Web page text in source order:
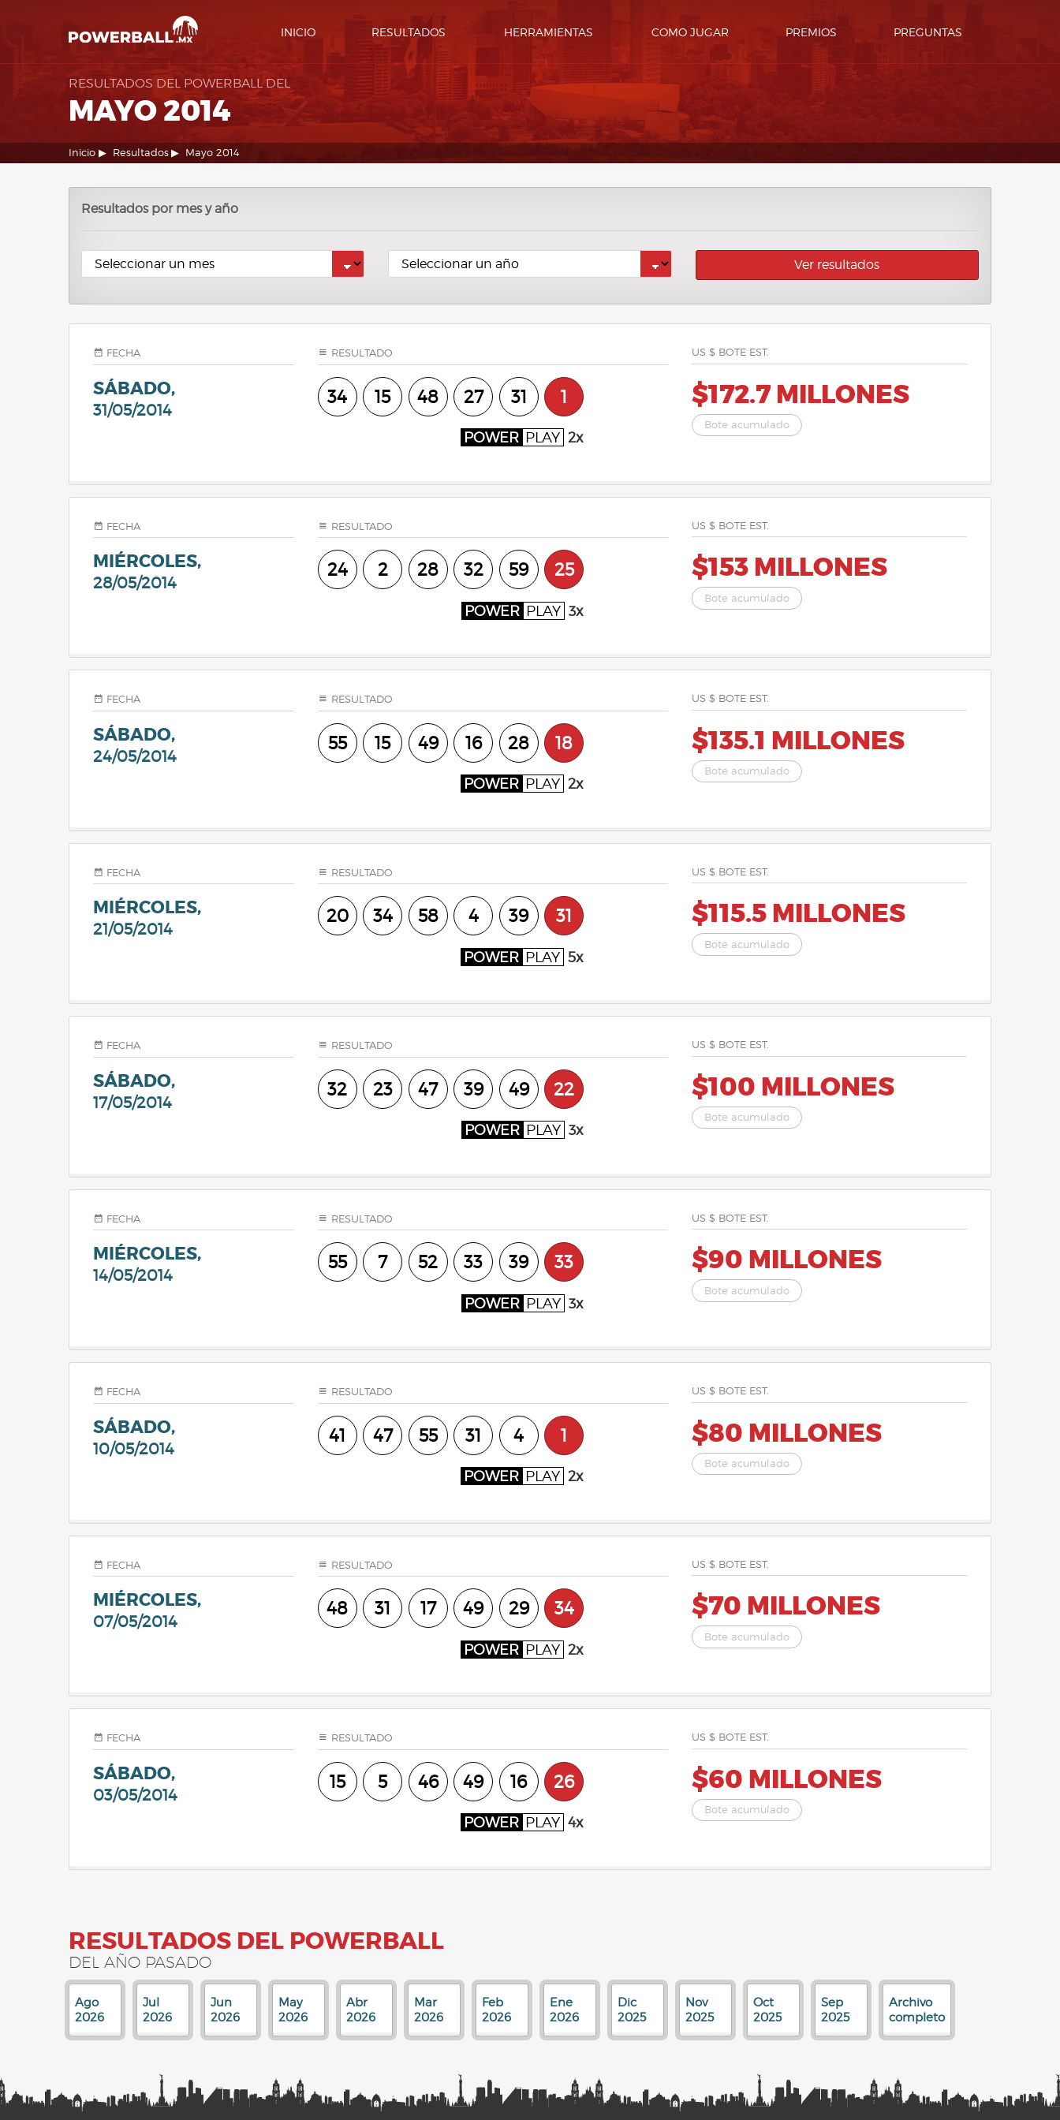
INICIO RESULTADOS HERRAMIENTAS COMO JUGAR PREMIOS PREGUNTAS
RESULTADOS DEL POWERBALL DEL
MAYO 2014
Inicio Resultados Mayo 2014
Resultados por mes y año
Ver resultados
FECHA
SÁBADO,
31/05/2014
RESULTADO
34 15 48 27 31 1
POWER PLAY 2x
US $ BOTE EST.
$172.7 MILLONES
Bote acumulado
FECHA
MIÉRCOLES,
28/05/2014
RESULTADO
24 2 28 32 59 25
POWER PLAY 3x
US $ BOTE EST.
$153 MILLONES
Bote acumulado
FECHA
SÁBADO,
24/05/2014
RESULTADO
55 15 49 16 28 18
POWER PLAY 2x
US $ BOTE EST.
$135.1 MILLONES
Bote acumulado
FECHA
MIÉRCOLES,
21/05/2014
RESULTADO
20 34 58 4 39 31
POWER PLAY 5x
US $ BOTE EST.
$115.5 MILLONES
Bote acumulado
FECHA
SÁBADO,
17/05/2014
RESULTADO
32 23 47 39 49 22
POWER PLAY 3x
US $ BOTE EST.
$100 MILLONES
Bote acumulado
FECHA
MIÉRCOLES,
14/05/2014
RESULTADO
55 7 52 33 39 33
POWER PLAY 3x
US $ BOTE EST.
$90 MILLONES
Bote acumulado
FECHA
SÁBADO,
10/05/2014
RESULTADO
41 47 55 31 4 1
POWER PLAY 2x
US $ BOTE EST.
$80 MILLONES
Bote acumulado
FECHA
MIÉRCOLES,
07/05/2014
RESULTADO
48 31 17 49 29 34
POWER PLAY 2x
US $ BOTE EST.
$70 MILLONES
Bote acumulado
FECHA
SÁBADO,
03/05/2014
RESULTADO
15 5 46 49 16 26
POWER PLAY 4x
US $ BOTE EST.
$60 MILLONES
Bote acumulado
RESULTADOS DEL POWERBALL
DEL AÑO PASADO
Ago
2026
Jul
2026
Jun
2026
May
2026
Abr
2026
Mar
2026
Feb
2026
Ene
2026
Dic
2025
Nov
2025
Oct
2025
Sep
2025
Archivo
completo